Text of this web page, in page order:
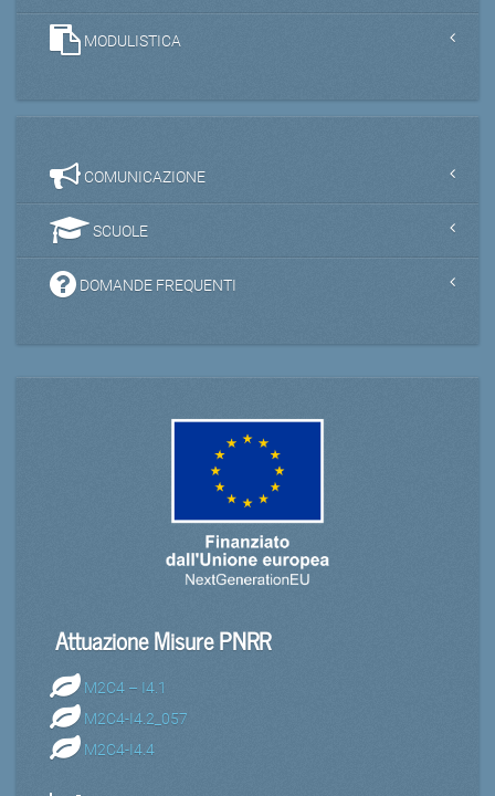
MODULISTICA
COMUNICAZIONE
SCUOLE
DOMANDE FREQUENTI
Attuazione Misure PNRR
M2C4 – I4.1
M2C4-I4.2_057
M2C4-I4.4